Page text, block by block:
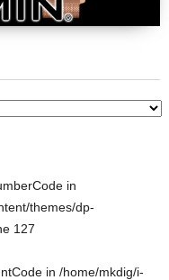
in
themes/dp-
127
in /home/mkdig/i-